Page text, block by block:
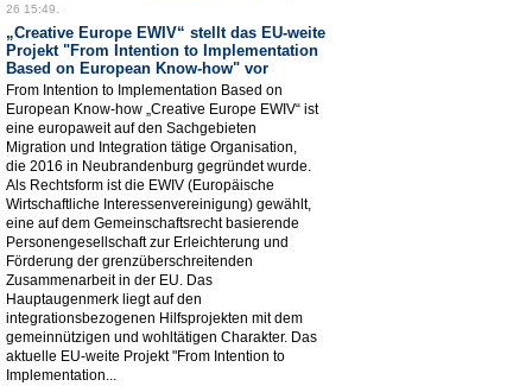
26 15:49.
„Creative Europe EWIV“ stellt das EU-weite
Projekt "From Intention to Implementation
Based on European Know-how" vor
From Intention to Implementation Based on
European Know-how „Creative Europe EWIV“ ist
eine europaweit auf den Sachgebieten
Migration und Integration tätige Organisation,
die 2016 in Neubrandenburg gegründet wurde.
Als Rechtsform ist die EWIV (Europäische
Wirtschaftliche Interessenvereinigung) gewählt,
eine auf dem Gemeinschaftsrecht basierende
Personengesellschaft zur Erleichterung und
Förderung der grenzüberschreitenden
Zusammenarbeit in der EU. Das
Hauptaugenmerk liegt auf den
integrationsbezogenen Hilfsprojekten mit dem
gemeinnützigen und wohltätigen Charakter. Das
aktuelle EU-weite Projekt "From Intention to
Implementation...